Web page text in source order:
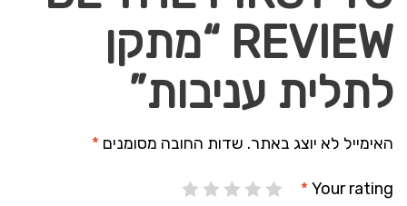
REVIEW “מתקן
לתלית עניבות”
האימייל לא יוצג באתר. שדות החובה מסומנים *
Your rating
*